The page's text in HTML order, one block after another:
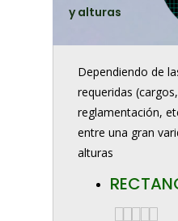
y alturas
Dependiendo de
requeridas
reglamentación,
entre una gran
alturas